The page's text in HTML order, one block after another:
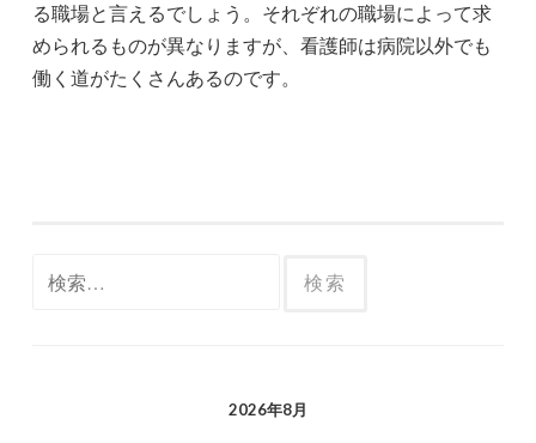
る職場と言えるでしょう。それぞれの職場によって求
められるものが異なりますが、看護師は病院以外でも
働く道がたくさんあるのです。
2026年8月